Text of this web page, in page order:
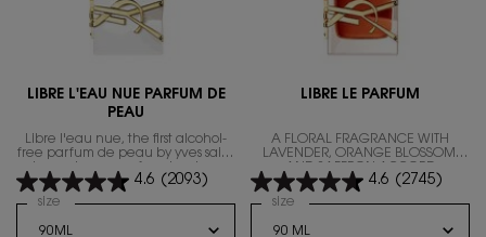
LIBRE L'EAU NUE PARFUM DE
PEAU
Libre l'eau nue, the first alcohol-
free parfum de peau by yves saint
scent for a radiant skin.
4.6 (2093)
Select a
size for LIBRE L'EAU NUE PARFUM DE PEAU
LIBRE LE PARFUM
A FLORAL FRAGRANCE WITH
LAVENDER, ORANGE BLOSSOM,
4.6 (2745)
Select a
size for LIBRE LE PARFUM